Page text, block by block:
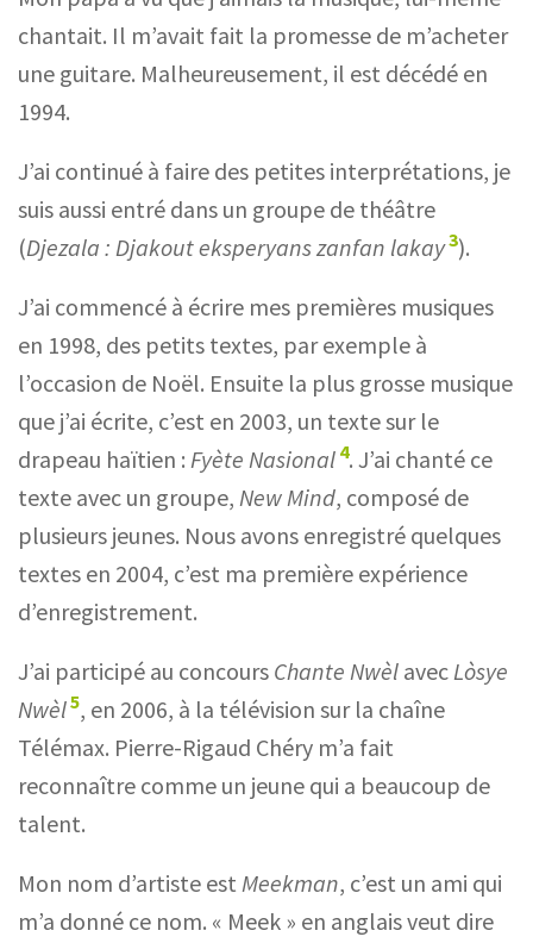
chantait. Il m’avait fait la promesse de m’acheter
une guitare. Malheureusement, il est décédé en
1994.
J’ai continué à faire des petites interprétations, je
suis aussi entré dans un groupe de théâtre
(Djezala : Djakout eksperyans zanfan lakay3).
J’ai commencé à écrire mes premières musiques
en 1998, des petits textes, par exemple à
l’occasion de Noël. Ensuite la plus grosse musique
que j’ai écrite, c’est en 2003, un texte sur le
drapeau haïtien : Fyète Nasional 4. J’ai chanté ce
texte avec un groupe, New Mind, composé de
plusieurs jeunes. Nous avons enregistré quelques
textes en 2004, c’est ma première expérience
d’enregistrement.
J’ai participé au concours Chante Nwèl avecLòsye
Nwèl5, en 2006, à la télévision sur la chaîne
Télémax. Pierre-Rigaud Chéry m’a fait
reconnaître comme un jeune qui a beaucoup de
talent.
Mon nom d’artiste est Meekman, c’est un ami qui
m’a donné ce nom. « Meek » en anglais veut dire